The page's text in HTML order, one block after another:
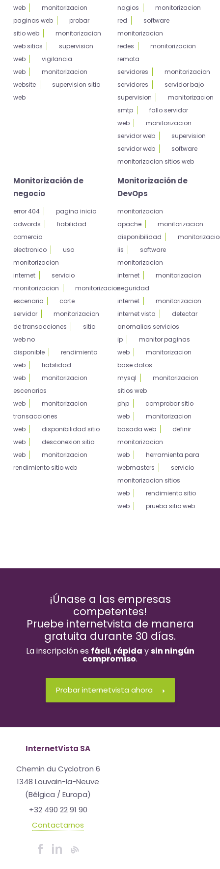
web
monitorizacion
paginas web
probar
sitio web
monitorizacion
web sitios
supervision
web
vigilancia
web
monitorizacion
website
supervision sitio
web
nagios
monitorizacion
red
software
monitorizacion
redes
monitorizacion
remota
servidores
monitorizacion
servidores
servidor bajo
supervision
monitorizacion
smtp
fallo servidor
web
monitorizacion
servidor web
supervision
servidor web
software
monitorizacion sitios web
Monitorización de
negocio
error 404
pagina inicio
adwords
fiabilidad
comercio
electronico
uso
monitorizacion
internet
servicio
monitorizacion
monitorizacion
escenario
corte
servidor
monitorizacion
de transacciones
sitio
web no
disponible
rendimiento
web
fiabilidad
web
monitorizacion
escenarios
web
monitorizacion
transacciones
web
disponibilidad sitio
web
desconexion sitio
web
monitorizacion
rendimiento sitio web
Monitorización de
DevOps
monitorizacion
apache
monitorizacion
disponibilidad
iis
software
monitorizacion
internet
monitorizacion
seguridad
internet
monitorizacion
internet vista
detectar
anomalias servicios
ip
monitor paginas
web
monitorizacion
base datos
mysql
monitorizacion
sitios web
php
comprobar sitio
web
monitorizacion
basada web
definir
monitorizacion
web
herramienta para
webmasters
servicio
monitorizacion sitios
web
rendimiento sitio
web
prueba sitio web
¡Únase a las empresas
competentes!
Pruebe internetvista de manera
gratuita durante 30 días.
La inscripción es fácil, rápida ysin ningún
compromiso.
Probar internetvista ahora
InternetVista SA
Chemin du Cyclotron 6
1348 Louvain-la-Neuve
(Bélgica / Europa)
+32 490 22 91 90
Contactarnos